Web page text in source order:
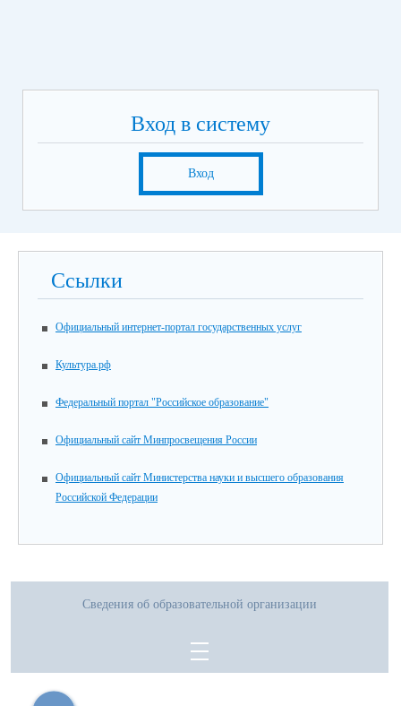
Вход в систему
Вход
Ссылки
Официальный интернет-портал государственных услуг
Культура.рф
Федеральный портал "Российское образование"
Официальный сайт Минпросвещения России
Официальный сайт Министерства науки и высшего образования
Российской Федерации
Сведения об образовательной организации